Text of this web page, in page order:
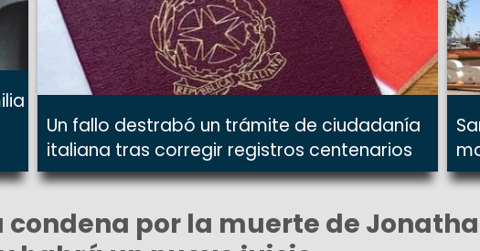
Un fallo destrabó un trámite de ciudadanía
italiana tras corregir registros centenarios
condena por la muerte de